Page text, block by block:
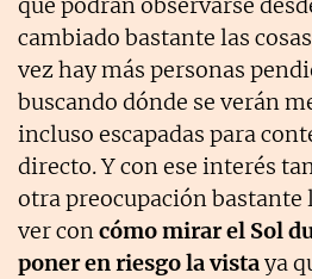
cambiado bastante las
vez hay más personas
buscando dónde se verán
incluso escapadas para
directo. Y con ese interés
otra preocupación bastante
ver concómo mirar el Sol
poner en riesgo la vistaya